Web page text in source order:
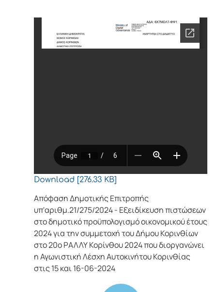
Download [276.33 KB]
Απόφαση Δημοτικής Επιτροπής
υπ'αριθμ.21/275/2024 - Εξειδίκευση πιστώσεων
στο δημοτικό προϋπολογισμό οικονομικού έτους
2024 για την συμμετοχή του Δήμου Κορινθίων
στο 20ο ΡΑΛΛΥ Κορίνθου 2024 που διοργανώνει
η Αγωνιστική Λέσχη Αυτοκινήτου Κορινθίας
στις 15 και 16-06-2024